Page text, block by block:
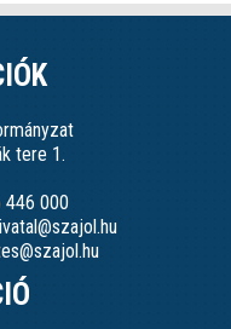
tere 1.
446 000